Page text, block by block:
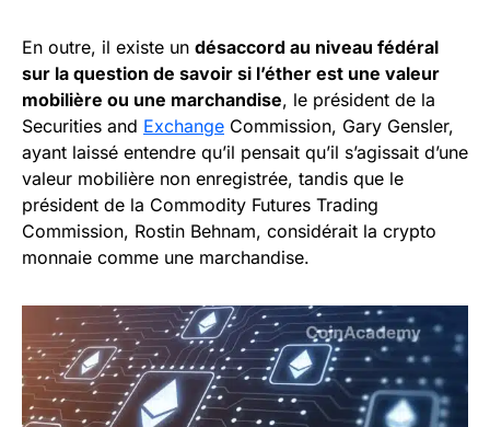
En outre, il existe un désaccord au niveau fédéral
sur la question de savoir si l’éther est une valeur
mobilière ou une marchandise, le président de la
Securities and Exchange Commission, Gary Gensler,
ayant laissé entendre qu’il pensait qu’il s’agissait d’une
valeur mobilière non enregistrée, tandis que le
président de la Commodity Futures Trading
Commission, Rostin Behnam, considérait la crypto
monnaie comme une marchandise.